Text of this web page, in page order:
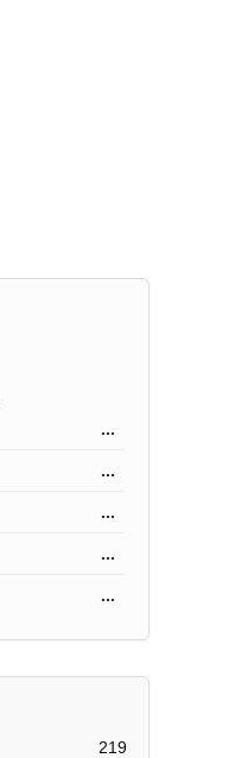
...
...
...
...
...
219